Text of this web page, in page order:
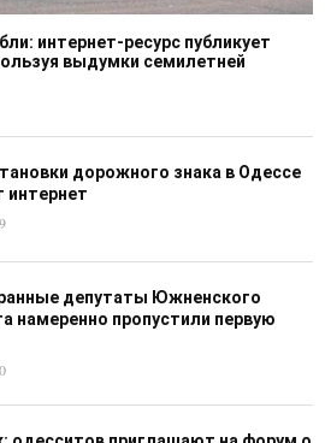
интернет-ресурс публикует
выдумки семилетней
дорожного знака в Одессе
интернет
депутаты Южненского
намеренно пропустили первую